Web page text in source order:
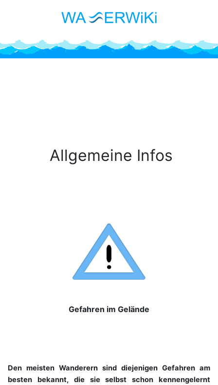
Allgemeine Infos
Gefahren im Gelände
Den meisten Wanderern sind diejenigen Gefahren am
besten bekannt, die sie selbst schon kennengelernt